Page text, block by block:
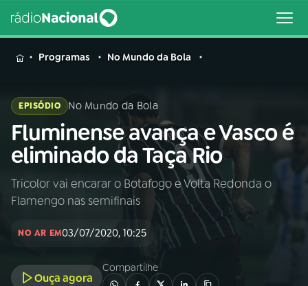
MENU
Buscar
na
Rádio
Nacional
Buscar
AO VIVO
Programas No Mundo da Bola
EPISÓDIO No Mundo da Bola
Fluminense avança e Vasco é
eliminado da Taça Rio
Tricolor vai encarar o Botafogo e Volta Redonda o
Flamengo nas semifinais
NO AR EM03/07/2020, 10:25
Ouça agora
Compartilhe